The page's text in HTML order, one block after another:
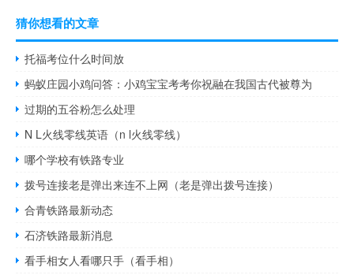
猜你想看的文章
托福考位什么时间放
蚂蚁庄园小鸡问答：小鸡宝宝考考你祝融在我国古代被尊为
过期的五谷粉怎么处理
N L火线零线英语（n l火线零线）
哪个学校有铁路专业
拨号连接老是弹出来连不上网（老是弹出拨号连接）
合青铁路最新动态
石济铁路最新消息
看手相女人看哪只手（看手相）